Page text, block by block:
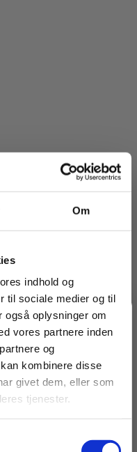
Om
indhold og
til sociale medier og til
også oplysninger om
vores partnere inden
og
kombinere disse
givet dem, eller som
tjenester.
første køb
kundeklub!
og modtag vores
inspiration og
events.